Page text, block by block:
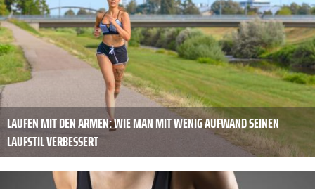
LAUFEN MIT DEN ARMEN: WIE MAN MIT WENIG AUFWAND SEINEN
LAUFSTIL VERBESSERT